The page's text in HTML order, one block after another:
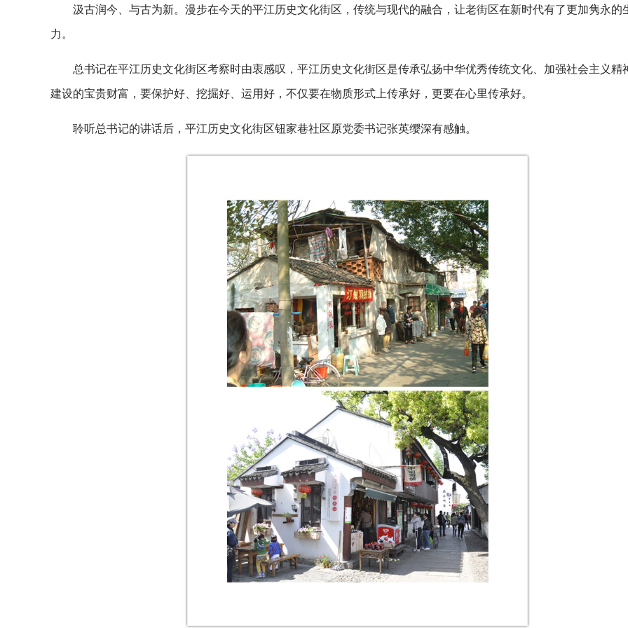
汲古润今、与古为新。漫步在今天的平江历史文化街区，传统与现代的融合，让老街区在新时代有了更加隽永的
力。
总书记在平江历史文化街区考察时由衷感叹，平江历史文化街区是传承弘扬中华优秀传统文化、加强社会主义精
建设的宝贵财富，要保护好、挖掘好、运用好，不仅要在物质形式上传承好，更要在心里传承好。
聆听总书记的讲话后，平江历史文化街区钮家巷社区原党委书记张英缨深有感触。